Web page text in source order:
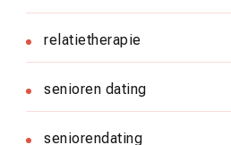
relatietherapie
senioren dating
seniorendating